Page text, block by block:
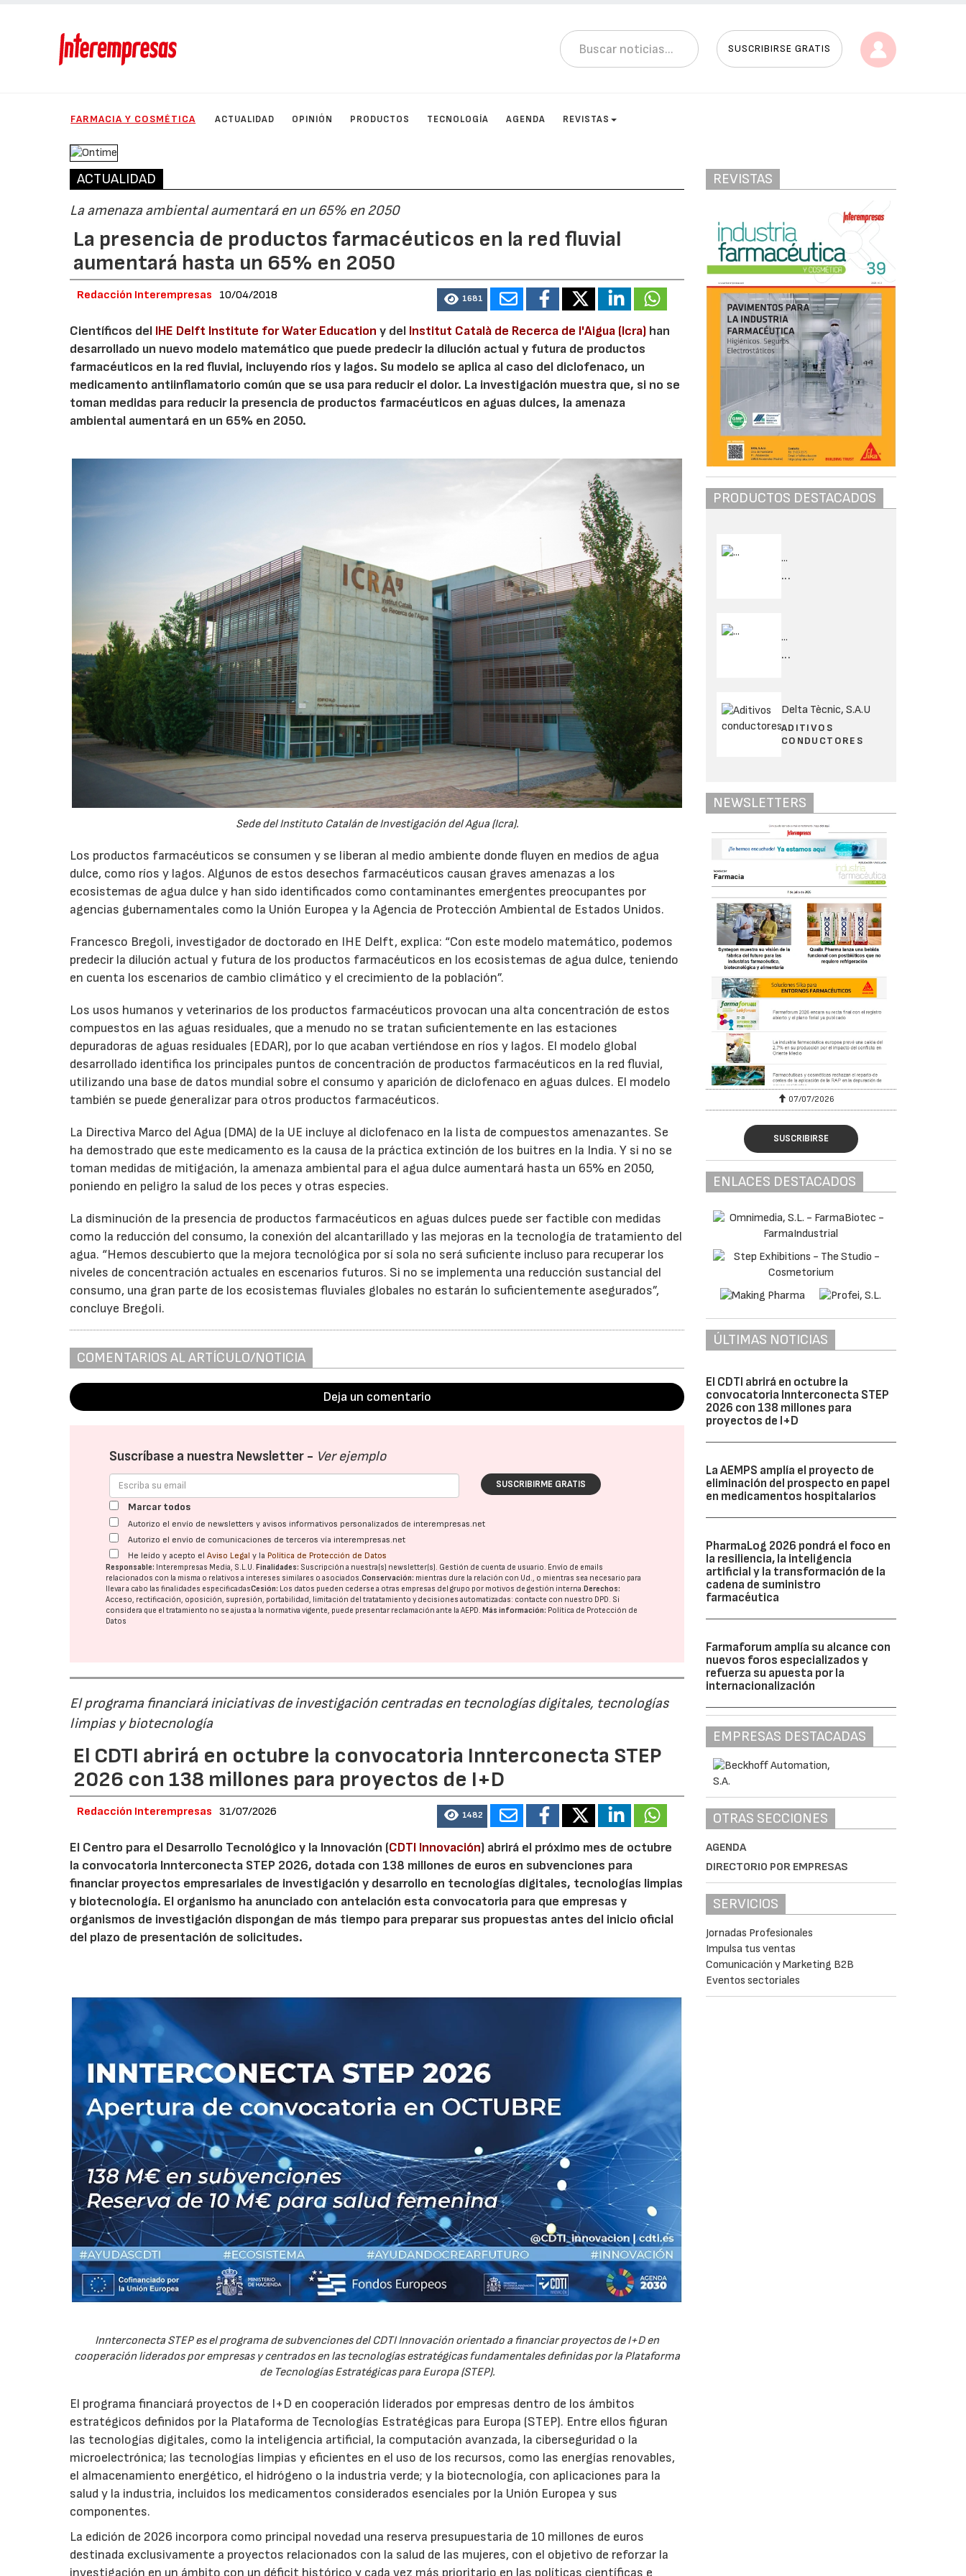
SUSCRIBIRSE GRATIS
FARMACIA Y COSMÉTICA ACTUALIDAD OPINIÓN PRODUCTOS TECNOLOGÍA AGENDA REVISTAS
ACTUALIDAD
La amenaza ambiental aumentará en un 65% en 2050
La presencia de productos farmacéuticos en la red fluvial
aumentará hasta un 65% en 2050
Redacción Interempresas 10/04/2018 1681
Científicos del IHE Delft Institute for Water Education y del Institut Català de Recerca de l'Aigua (Icra) han
desarrollado un nuevo modelo matemático que puede predecir la dilución actual y futura de productos
farmacéuticos en la red fluvial, incluyendo ríos y lagos. Su modelo se aplica al caso del diclofenaco, un
medicamento antiinflamatorio común que se usa para reducir el dolor. La investigación muestra que, si no se
toman medidas para reducir la presencia de productos farmacéuticos en aguas dulces, la amenaza
ambiental aumentará en un 65% en 2050.
Sede del Instituto Catalán de Investigación del Agua (Icra).
Los productos farmacéuticos se consumen y se liberan al medio ambiente donde fluyen en medios de agua
dulce, como ríos y lagos. Algunos de estos desechos farmacéuticos causan graves amenazas a los
ecosistemas de agua dulce y han sido identificados como contaminantes emergentes preocupantes por
agencias gubernamentales como la Unión Europea y la Agencia de Protección Ambiental de Estados Unidos.
Francesco Bregoli, investigador de doctorado en IHE Delft, explica: “Con este modelo matemático, podemos
predecir la dilución actual y futura de los productos farmacéuticos en los ecosistemas de agua dulce, teniendo
en cuenta los escenarios de cambio climático y el crecimiento de la población”.
Los usos humanos y veterinarios de los productos farmacéuticos provocan una alta concentración de estos
compuestos en las aguas residuales, que a menudo no se tratan suficientemente en las estaciones
depuradoras de aguas residuales (EDAR), por lo que acaban vertiéndose en ríos y lagos. El modelo global
desarrollado identifica los principales puntos de concentración de productos farmacéuticos en la red fluvial,
utilizando una base de datos mundial sobre el consumo y aparición de diclofenaco en aguas dulces. El modelo
también se puede generalizar para otros productos farmacéuticos.
La Directiva Marco del Agua (DMA) de la UE incluye al diclofenaco en la lista de compuestos amenazantes. Se
ha demostrado que este medicamento es la causa de la práctica extinción de los buitres en la India. Y si no se
toman medidas de mitigación, la amenaza ambiental para el agua dulce aumentará hasta un 65% en 2050,
poniendo en peligro la salud de los peces y otras especies.
La disminución de la presencia de productos farmacéuticos en aguas dulces puede ser factible con medidas
como la reducción del consumo, la conexión del alcantarillado y las mejoras en la tecnología de tratamiento del
agua. “Hemos descubierto que la mejora tecnológica por sí sola no será suficiente incluso para recuperar los
niveles de concentración actuales en escenarios futuros. Si no se implementa una reducción sustancial del
consumo, una gran parte de los ecosistemas fluviales globales no estarán lo suficientemente asegurados”,
concluye Bregoli.
COMENTARIOS AL ARTÍCULO/NOTICIA
Deja un comentario
Suscríbase a nuestra Newsletter - Ver ejemplo
SUSCRIBIRME GRATIS
Marcar todos
Autorizo el envío de newsletters y avisos informativos personalizados de interempresas.net
Autorizo el envío de comunicaciones de terceros vía interempresas.net
He leído y acepto elAviso Legal y la Política de Protección de Datos
Responsable: Interempresas Media, S.L.U.Finalidades: Suscripción a nuestra(s) newsletter(s). Gestión de cuenta de usuario. Envío de emails
relacionados con la misma o relativos a intereses similares o asociados.Conservación: mientras dure la relación con Ud., o mientras sea necesario para
llevar a cabo las finalidades especificadasCesión: Los datos pueden cederse a otras empresas del grupo por motivos de gestión interna.Derechos:
Acceso, rectificación, oposición, supresión, portabilidad, limitación del tratatamiento y decisiones automatizadas: contacte con nuestro DPD. Si
considera que el tratamiento no se ajusta a la normativa vigente, puede presentar reclamación ante laAEPD.Más información: Política de Protección de
Datos
El programa financiará iniciativas de investigación centradas en tecnologías digitales, tecnologías
limpias y biotecnología
El CDTI abrirá en octubre la convocatoria Innterconecta STEP
2026 con 138 millones para proyectos de I+D
Redacción Interempresas 31/07/2026 1482
El Centro para el Desarrollo Tecnológico y la Innovación (CDTI Innovación) abrirá el próximo mes de octubre
la convocatoria Innterconecta STEP 2026, dotada con 138 millones de euros en subvenciones para
financiar proyectos empresariales de investigación y desarrollo en tecnologías digitales, tecnologías limpias
y biotecnología. El organismo ha anunciado con antelación esta convocatoria para que empresas y
organismos de investigación dispongan de más tiempo para preparar sus propuestas antes del inicio oficial
del plazo de presentación de solicitudes.
Innterconecta STEP es el programa de subvenciones del CDTI Innovación orientado a financiar proyectos de I+D en
cooperación liderados por empresas y centrados en las tecnologías estratégicas fundamentales definidas por la Plataforma
de Tecnologías Estratégicas para Europa (STEP).
El programa financiará proyectos de I+D en cooperación liderados por empresas dentro de los ámbitos
estratégicos definidos por la Plataforma de Tecnologías Estratégicas para Europa (STEP). Entre ellos figuran
las tecnologías digitales, como la inteligencia artificial, la computación avanzada, la ciberseguridad o la
microelectrónica; las tecnologías limpias y eficientes en el uso de los recursos, como las energías renovables,
el almacenamiento energético, el hidrógeno o la industria verde; y la biotecnología, con aplicaciones para la
salud y la industria, incluidos los medicamentos considerados esenciales por la Unión Europea y sus
componentes.
La edición de 2026 incorpora como principal novedad una reserva presupuestaria de 10 millones de euros
destinada exclusivamente a proyectos relacionados con la salud de las mujeres, con el objetivo de reforzar la
investigación en un ámbito con un déficit histórico y cada vez más prioritario en las políticas científicas e
REVISTAS
PRODUCTOS DESTACADOS
...
...
...
...
Delta Tècnic, S.A.U
ADITIVOS
CONDUCTORES
NEWSLETTERS
07/07/2026 07/07/2026
SUSCRIBIRSE
ENLACES DESTACADOS
ÚLTIMAS NOTICIAS
El CDTI abrirá en octubre la
convocatoria Innterconecta STEP
2026 con 138 millones para
proyectos de I+D
La AEMPS amplía el proyecto de
eliminación del prospecto en papel
en medicamentos hospitalarios
PharmaLog 2026 pondrá el foco en
la resiliencia, la inteligencia
artificial y la transformación de la
cadena de suministro
farmacéutica
Farmaforum amplía su alcance con
nuevos foros especializados y
refuerza su apuesta por la
internacionalización
EMPRESAS DESTACADAS
OTRAS SECCIONES
AGENDA
DIRECTORIO POR EMPRESAS
SERVICIOS
Jornadas Profesionales
Impulsa tus ventas
Comunicación y Marketing B2B
Eventos sectoriales